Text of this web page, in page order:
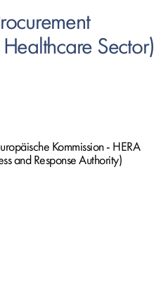
Healthcare Sector)
Kommission - HERA
and Response Authority)